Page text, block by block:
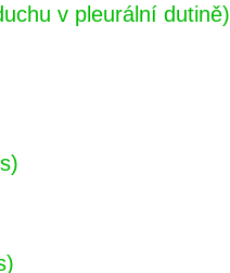
v pleurální dutině)